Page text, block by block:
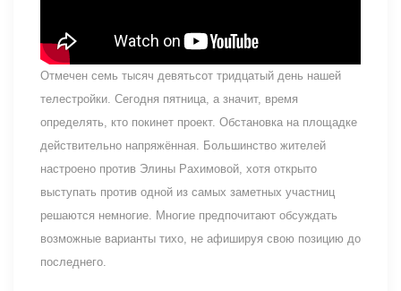
Отмечен семь тысяч девятьсот тридцатый день нашей
телестройки. Сегодня пятница, а значит, время
определять, кто покинет проект. Обстановка на площадке
действительно напряжённая. Большинство жителей
настроено против Элины Рахимовой, хотя открыто
выступать против одной из самых заметных участниц
решаются немногие. Многие предпочитают обсуждать
возможные варианты тихо, не афишируя свою позицию до
последнего.